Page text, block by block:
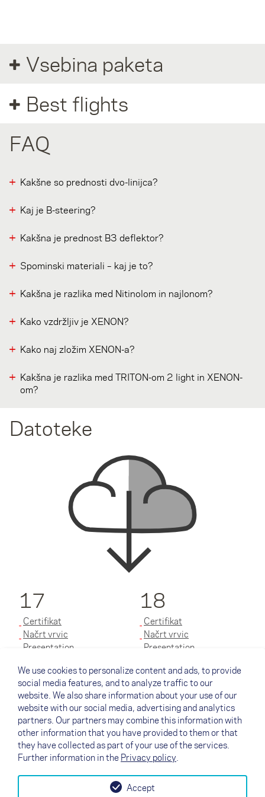
Vsebina paketa
Best flights
FAQ
Kakšne so prednosti dvo-linijca?
Kaj je B-steering?
Kakšna je prednost B3 deflektor?
Spominski materiali – kaj je to?
Kakšna je razlika med Nitinolom in najlonom?
Kako vzdržljiv je XENON?
Kako naj zložim XENON-a?
Kakšna je razlika med TRITON-om 2 light in XENON-
om?
Datoteke
17
Certifikat
Načrt vrvic
Presentation
18
Certifikat
Načrt vrvic
Presentation
20
Certifikat
Načrt vrvic
Presentation
Priročnik
22
Certifikat
Načrt vrvic
Presentation
Priročnik
We use cookies to personalize content and ads, to provide
social media features, and to analyze traffic to our
website. We also share information about your use of our
website with our social media, advertising and analytics
partners. Our partners may combine this information with
other information that you have provided to them or that
they have collected as part of your use of the services.
Further information in the Privacy policy.
Accept